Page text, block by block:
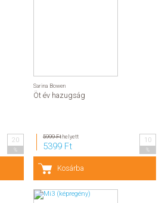
20
Sarina Bowen
Öt év hazugság
5999 Fthelyett
5399 Ft
10
Kosárba